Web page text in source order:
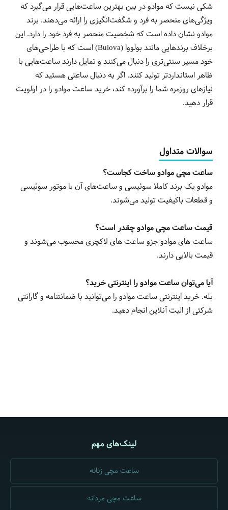
شکی نیست که موادو در بین بهترین ساعت‌هایی قرار می‌گیرد که
ویژگی‌های منحصر به فرد و شگفت‌انگیزی را ارائه می‌دهند. برند
موادو نشان داده است که شخصیت منحصر به فرد خود را دارد. این
برخلاف برندهایی مانند بولووا (Bulova) است که با طراحی‌های
خود مسیر سنتی‌تری را دنبال می‌کنند و تمایل دارند ساعت‌هایی با
ظاهر استانداردتر تولید کنند. اگر به دنبال ساعتی هستید که
نیازهای روزمره شما را برآورده کند، خرید ساعت موادو را در اولویت
قرار دهید.
سوالات متداول
ساعت مچی موادو ساخت کجاست؟
موادو یک برند کاملا سوئیسی و ساعت‌های آن با موتور سوئیسی
و قطعات باکیفیت تولید می‌شوند.
قیمت ساعت مچی موادو چقدر است؟
ساعت های موادو جزو ساعت های لاکچری محسوب می‌شوند و
قیمت بالایی دارند.
آیا می‌توان ساعت موادو را اینترنتی خرید؟
بله. خرید اینترنتی ساعت موادو را می‌توانید با ضمانتنامه و گارانتی
شرکتی از الیت آنلاین انجام دهید.
لینک‌های مهم
ساعت مچی زنانه
ساعت مچی مردانه